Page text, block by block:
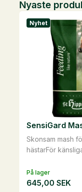
Nyaste
På lager
Nyhet
Skonsam mash
hästarFör
SensiGard
645,00 SEK